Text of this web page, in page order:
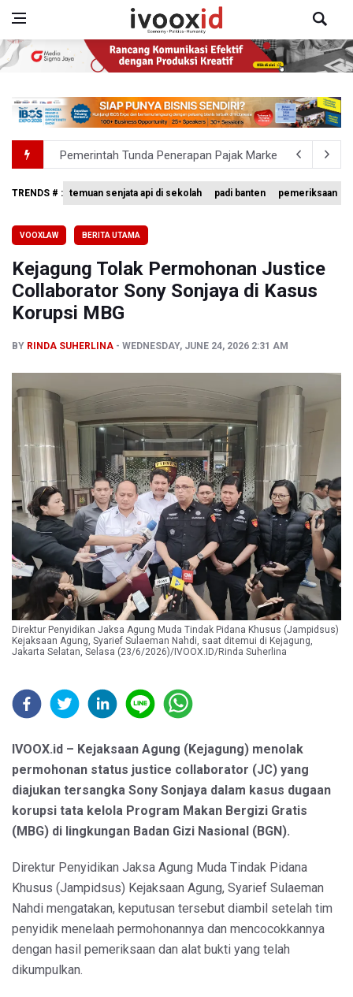
Pemerintah Tunda Penerapan Pajak Marketplace, DJP:
Holiday Inn Express Jakarta Menteng Dukung Program
Pemerintah Gelar Operasi Modifikasi Cuaca Percepat
Swiss-Belcourt Bogor Hadirkan Promo "Merdeka
TRENDS # : temuan senjata api di sekolah padi banten pemeriksaan
VOOXLAW BERITA UTAMA
Kejagung Tolak Permohonan Justice
Collaborator Sony Sonjaya di Kasus
Korupsi MBG
BY RINDA SUHERLINA WEDNESDAY, JUNE 24, 2026 2:31 AM
Direktur Penyidikan Jaksa Agung Muda Tindak Pidana Khusus (Jampidsus)
Kejaksaan Agung, Syarief Sulaeman Nahdi, saat ditemui di Kejagung,
Jakarta Selatan, Selasa (23/6/2026)/IVOOX.ID/Rinda Suherlina
IVOOX.id – Kejaksaan Agung (Kejagung) menolak
permohonan status justice collaborator (JC) yang
diajukan tersangka Sony Sonjaya dalam kasus dugaan
korupsi tata kelola Program Makan Bergizi Gratis
(MBG) di lingkungan Badan Gizi Nasional (BGN).
Direktur Penyidikan Jaksa Agung Muda Tindak Pidana
Khusus (Jampidsus) Kejaksaan Agung, Syarief Sulaeman
Nahdi mengatakan, keputusan tersebut diambil setelah tim
penyidik menelaah permohonannya dan mencocokkannya
dengan hasil pemeriksaan dan alat bukti yang telah
dikumpulkan.